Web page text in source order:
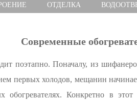
ОТДЕЛКА
Современные
поэтапно. Поначалу, из
первых холодов, мещанин
обогревателях. Конкретно в